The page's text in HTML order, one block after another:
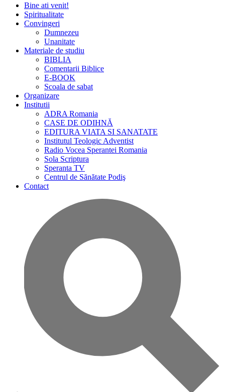
Bine ati venit!
Spiritualitate
Convingeri
Dumnezeu
Unanitate
Materiale de studiu
BIBLIA
Comentarii Biblice
E-BOOK
Scoala de sabat
Organizare
Institutii
ADRA Romania
CASE DE ODIHNĂ
EDITURA VIATA SI SANATATE
Institutul Teologic Adventist
Radio Vocea Sperantei Romania
Sola Scriptura
Speranta TV
Centrul de Sănătate Podiş
Contact